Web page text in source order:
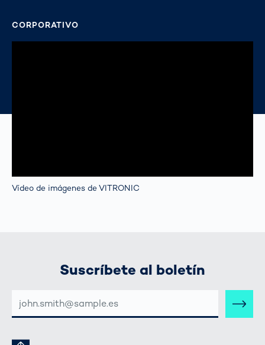
CORPORATIVO
Vídeo de imágenes de VITRONIC
Suscríbete al boletín
CORREO